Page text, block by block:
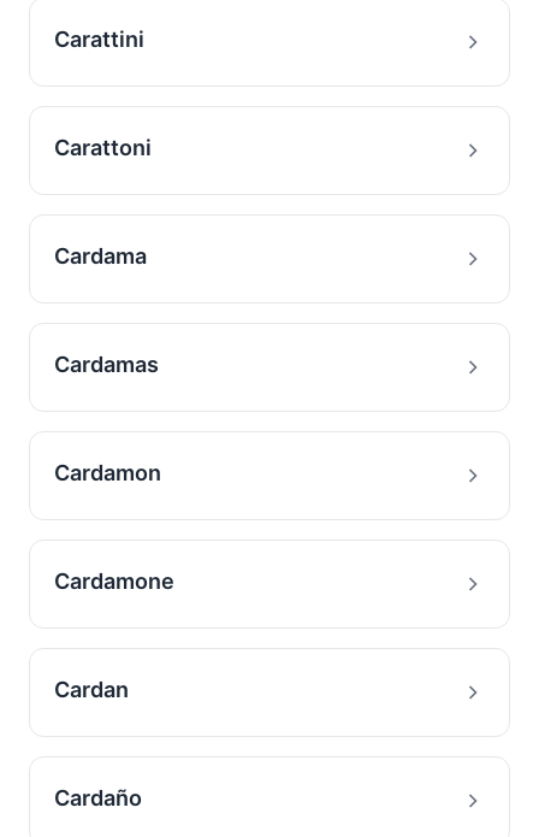
Carattini
Carattoni
Cardama
Cardamas
Cardamon
Cardamone
Cardan
Cardaño